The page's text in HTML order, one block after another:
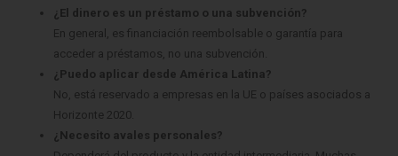
¿El dinero es un préstamo o una subvención?
En general, es financiación reembolsable o garantía para
acceder a préstamos, no una subvención.
¿Puedo aplicar desde América Latina?
No, está reservado a empresas en la UE o países asociados a
Horizonte 2020.
¿Necesito avales personales?